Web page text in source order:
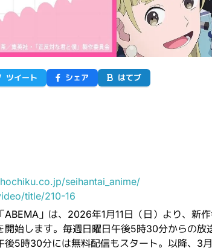
ツイート シェア はてブ
seihantai_anime/
title/210-16
ABEMA」は、2026年1月11日（日）より、新
開始します。毎週日曜日午後5時30分からの放
後5時30分には無料配信もスタート。以降、3